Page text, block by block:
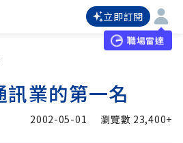
立即訂閱
職場雷達
業的第一名
2002-05-01 瀏覽數 23,400+